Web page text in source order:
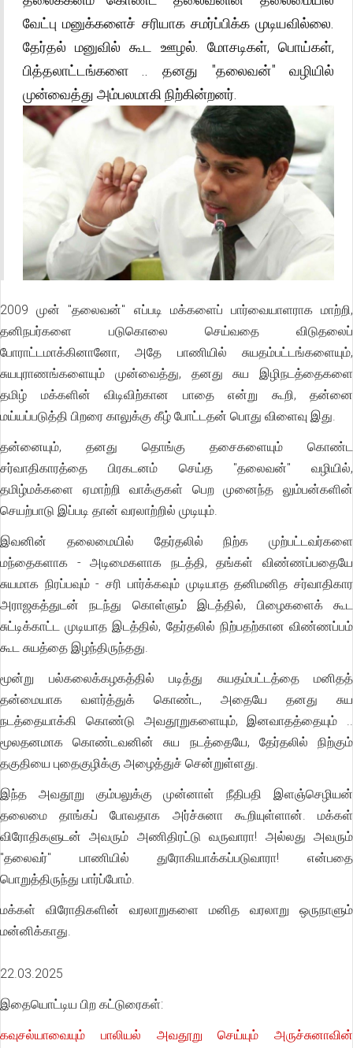
வேட்பு மனுக்களைச் சரியாக சமர்ப்பிக்க முடியவில்லை.
தேர்தல் மனுவில் கூட ஊழல். மோசடிகள், பொய்கள்,
பித்தலாட்டங்களை .. தனது "தலைவன்" வழியில்
முன்வைத்து அம்பலமாகி நிற்கின்றனர்.
2009 முன் "தலைவன்" எப்படி மக்களைப் பார்வையாளராக மாற்றி,
தனிநபர்களை படுகொலை செய்வதை விடுதலைப்
போராட்டமாக்கினானோ, அதே பாணியில் சுயதம்பட்டங்களையும்,
சுயபுராணங்களையும் முன்வைத்து, தனது சுய இழிநடத்தைகளை
தமிழ் மக்களின் விடிவிற்கான பாதை என்று கூறி, தன்னை
மய்யப்படுத்தி பிறரை காலுக்கு கீழ் போட்டதன் பொது விளைவு இது.
தன்னையும், தனது தொங்கு தசைகளையும் கொண்ட
சர்வாதிகாரத்தை பிரகடனம் செய்த "தலைவன்" வழியில்,
தமிழ்மக்களை ஏமாற்றி வாக்குகள் பெற முனைந்த லும்பன்களின்
செயற்பாடு இப்படி தான் வரலாற்றில் முடியும்.
இவனின் தலைமையில் தேர்தலில் நிற்க முற்பட்டவர்களை
மந்தைகளாக - அடிமைகளாக நடத்தி, தங்கள் விண்ணப்பதையே
சுயமாக நிரப்பவும் - சரி பார்க்கவும் முடியாத தனிமனித சர்வாதிகார
அராஜகத்துடன் நடந்து கொள்ளும் இடத்தில், பிழைகளைக் கூட
சுட்டிக்காட்ட முடியாத இடத்தில், தேர்தலில் நிற்பதற்கான விண்ணப்பம்
கூட சுயத்தை இழந்திருந்தது.
மூன்று பல்கலைக்கழகத்தில் படித்து சுயதம்பட்டத்தை மனிதத்
தன்மையாக வளர்த்துக் கொண்ட, அதையே தனது சுய
நடத்தையாக்கி கொண்டு அவதூறுகளையும், இனவாதத்தையும் ..
மூலதனமாக கொண்டவனின் சுய நடத்தையே, தேர்தலில் நிற்கும்
தகுதியை புதைகுழிக்கு அழைத்துச் சென்றுள்ளது.
இந்த அவதூறு கும்பலுக்கு முன்னாள் நீதிபதி இளஞ்செழியன்
தலைமை தாங்கப் போவதாக அர்ச்சுனா கூறியுள்ளான். மக்கள்
விரோதிகளுடன் அவரும் அணிதிரட்டு வருவாரா! அல்லது அவரும்
"தலைவர்" பாணியில் துரோகியாக்கப்படுவாரா! என்பதை
பொறுத்திருந்து பார்ப்போம்.
மக்கள் விரோதிகளின் வரலாறுகளை மனித வரலாறு ஒருநாளும்
மன்னிக்காது.
22.03.2025
இதையொட்டிய பிற கட்டுரைகள்:
கவுசல்யாவையும் பாலியல் அவதூறு செய்யும் அருச்சுனாவின்